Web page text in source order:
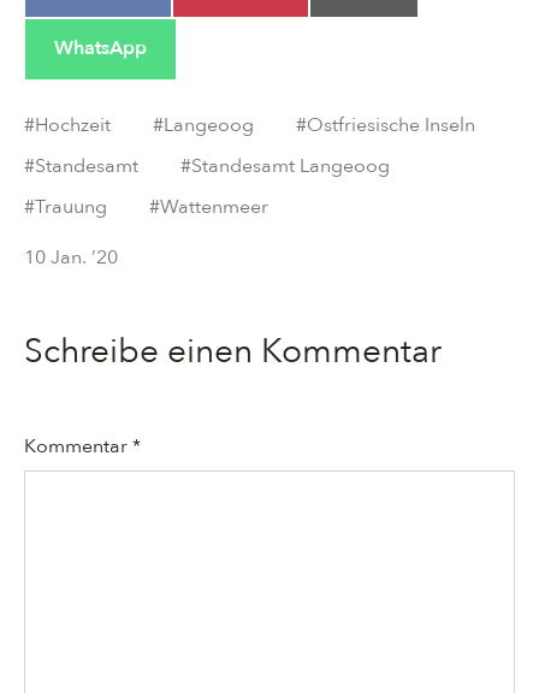
Share
WhatsApp
#Hochzeit #Langeoog #Ostfriesische Inseln
#Standesamt #Standesamt Langeoog
#Trauung #Wattenmeer
10 Jan. ’20
Schreibe einen Kommentar
Kommentar*